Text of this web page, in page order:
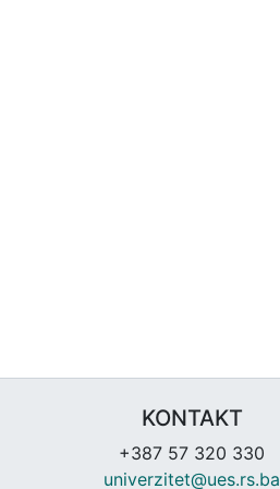
KONTAKT
+387 57 320 330
univerzitet@ues.rs.ba